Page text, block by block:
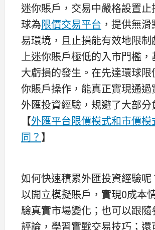
迷你賬戶，交易中嚴格設置止
球為限價交易平台 ，提供無
易環境，且止損能有效地限制
上迷你賬戶極低的入市門檻，
大虧損的發生。在先達環球限
你賬戶操作，能真正實現通過
外匯投資經驗，規避了大部分
【外匯平台限價模式和市價模
同？ 】
如何快速積累外匯投資經驗呢
以開立模擬賬戶，實現0成本
驗真實市場變化；也可以跟隨
評論，學習實戰交易技巧；還